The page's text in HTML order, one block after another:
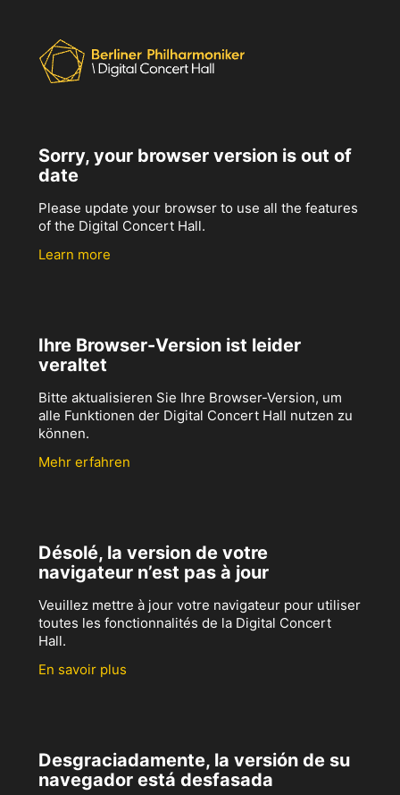
Sorry, your browser version is out of
date
Please update your browser to use all the features
of the Digital Concert Hall.
Learn more
Ihre Browser-Version ist leider
veraltet
Bitte aktualisieren Sie Ihre Browser-Version, um
alle Funktionen der Digital Concert Hall nutzen zu
können.
Mehr erfahren
Désolé, la version de votre
navigateur n’est pas à jour
Veuillez mettre à jour votre navigateur pour utiliser
toutes les fonctionnalités de la Digital Concert
Hall.
En savoir plus
Desgraciadamente, la versión de su
navegador está desfasada